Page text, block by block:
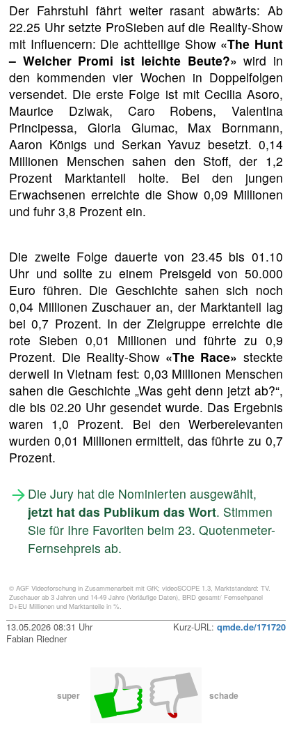
Der Fahrstuhl fährt weiter rasant abwärts: Ab
22.25 Uhr setzte ProSieben auf die Reality-Show
mit Influencern: Die achtteilige Show «The Hunt
– Welcher Promi ist leichte Beute?» wird in
den kommenden vier Wochen in Doppelfolgen
versendet. Die erste Folge ist mit Cecilia Asoro,
Maurice Dziwak, Caro Robens, Valentina
Principessa, Gloria Glumac, Max Bornmann,
Aaron Königs und Serkan Yavuz besetzt. 0,14
Millionen Menschen sahen den Stoff, der 1,2
Prozent Marktanteil holte. Bei den jungen
Erwachsenen erreichte die Show 0,09 Millionen
und fuhr 3,8 Prozent ein.
Die zweite Folge dauerte von 23.45 bis 01.10
Uhr und sollte zu einem Preisgeld von 50.000
Euro führen. Die Geschichte sahen sich noch
0,04 Millionen Zuschauer an, der Marktanteil lag
bei 0,7 Prozent. In der Zielgruppe erreichte die
rote Sieben 0,01 Millionen und führte zu 0,9
Prozent. Die Reality-Show «The Race» steckte
derweil in Vietnam fest: 0,03 Millionen Menschen
sahen die Geschichte „Was geht denn jetzt ab?“,
die bis 02.20 Uhr gesendet wurde. Das Ergebnis
waren 1,0 Prozent. Bei den Werberelevanten
wurden 0,01 Millionen ermittelt, das führte zu 0,7
Prozent.
Die Jury hat die Nominierten ausgewählt,
jetzt hat das Publikum das Wort. Stimmen
Sie für Ihre Favoriten beim 23. Quotenmeter-
Fernsehpreis ab.
© AGF Videoforschung in Zusammenarbeit mit GfK; videoSCOPE 1.3, Marktstandard: TV.
Zuschauer ab 3 Jahren und 14-49 Jahre (Vorläufige Daten), BRD gesamt/ Fernsehpanel
D+EU Millionen und Marktanteile in %.
13.05.2026 08:31 Uhr Kurz-URL: qmde.de/171720
Fabian Riedner
super schade